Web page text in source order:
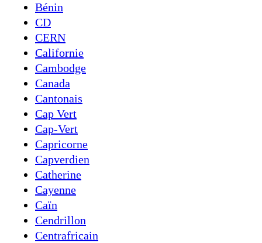
Bénin
CD
CERN
Californie
Cambodge
Canada
Cantonais
Cap Vert
Cap-Vert
Capricorne
Capverdien
Catherine
Cayenne
Caïn
Cendrillon
Centrafricain